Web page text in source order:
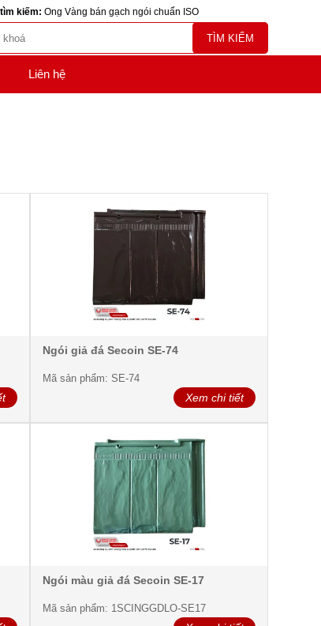
kiếm: Ong Vàng bán gạch ngói chuẩn ISO
TÌM KIẾM
Liên hệ
Ngói giả đá Secoin SE-74
Mã sản phẩm: SE-74
Xem chi tiết
Ngói màu giả đá Secoin SE-17
Mã sản phẩm: 1SCINGGDLO-SE17